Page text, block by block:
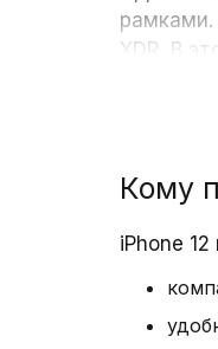
рамками.
XDR. В
Shield.
Кому
iPhone